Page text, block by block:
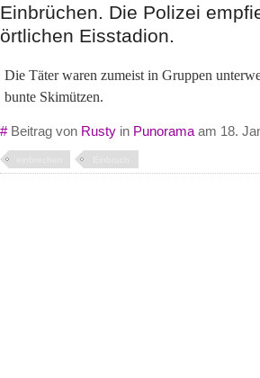
Einbrüchen. Die Polizei
örtlichen Eisstadion.
Die Täter waren zumeist in Gruppen
bunte Skimützen.
#Beitrag von Rusty in Punorama am 18.